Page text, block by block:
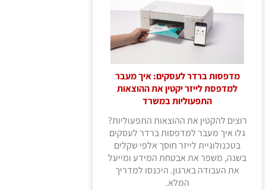
מדפסות ברדר לעסקים: איך מעבר
למדפסת לייזר יקטין את ההוצאות
התפעוליות במשרד
רוצים להקטין את ההוצאות התפעוליות?
גלו איך מעבר למדפסות ברדר לעסקים
בטכנולוגיית לייזר חוסך אלפי שקלים
בשנה, משפר את אבטחת המידע ומייעל
את העבודה בארגון. היכנסו למדריך
המלא.